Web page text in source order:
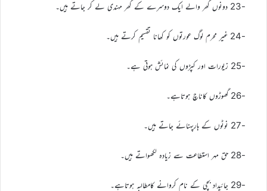
-23 دونوں گھر والے ایک دوسرے کے گھر مہندی لے کر جاتے ہیں۔
-24 غیر محرم لوگ عورتوں کو کھانا تقسیم کرتے ہیں۔
-25 زیورات اور کپڑوں کی نمائش ہوتی ہے۔
-26 گھوڑوں کاناچ ہوتاہے۔
-27 نوٹوں کے ہارپہنائے جاتے ہیں۔
-28 حق مہر استطاعت سے زیادہ لکھواتے ہیں۔
-29 جائیداد بچی کے نام کروانے کامطالبہ ہوتاہے۔